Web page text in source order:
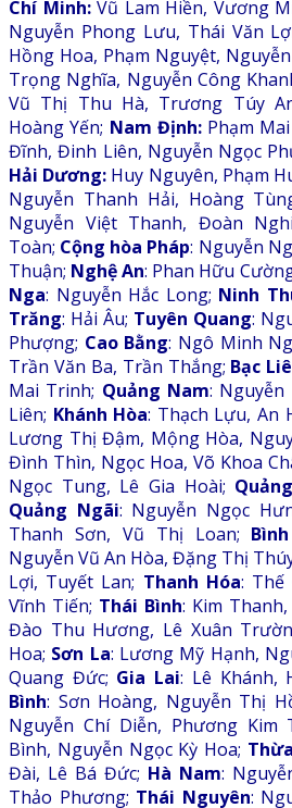
Chí Minh:Vũ Lam Hiền, Vương
Nguyễn Phong Lưu, Thái Văn
Hồng Hoa, Phạm Nguyệt,
Trọng Nghĩa, Nguyễn Công
Vũ Thị Thu Hà, Trương Túy
Hoàng Yến; Nam Định:Phạm
Đĩnh, Đinh Liên, Nguyễn Ngọc
Hải Dương: Huy Nguyên, Phạm
Nguyễn Thanh Hải, Hoàng
Nguyễn Việt Thanh, Đoàn
Toàn; Cộng hòa Pháp: Nguyễn
Thuận; Nghệ An: Phan Hữu
Nga: Nguyễn Hắc Long; Ninh
Trăng: Hải Âu; Tuyên Quang:
Phượng; Cao Bằng: Ngô Minh
Trần Văn Ba, Trần Thắng; Bạc
Mai Trinh; Quảng Nam: Nguyễn
Liên; Khánh Hòa: Thạch Lựu, An
Lương Thị Đậm, Mộng Hòa,
Đình Thìn, Ngọc Hoa, Võ Khoa
Ngọc Tung, Lê Gia Hoài;
Quảng Ngãi: Nguyễn Ngọc
Thanh Sơn, Vũ Thị Loan;
Nguyễn Vũ An Hòa, Đặng Thị
Lợi, Tuyết Lan; Thanh Hóa: Thế
Vĩnh Tiến; Thái Bình: Kim
Đào Thu Hương, Lê Xuân
Hoa; Sơn La: Lương Mỹ Hạnh,
Quang Đức; Gia Lai: Lê Khánh,
Bình: Sơn Hoàng, Nguyễn Thị
Nguyễn Chí Diễn, Phương Kim
Bình, Nguyễn Ngọc Kỳ Hoa;
Đài, Lê Bá Đức; Hà Nam:
Thảo Phương; Thái Nguyên: